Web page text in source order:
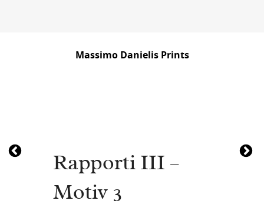
Massimo Danielis Prints
Rapporti III –
Motiv 3